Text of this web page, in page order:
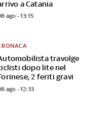
a Catania
ago - 13:15
travolge
dopo lite nel
2 feriti gravi
ago - 12:33